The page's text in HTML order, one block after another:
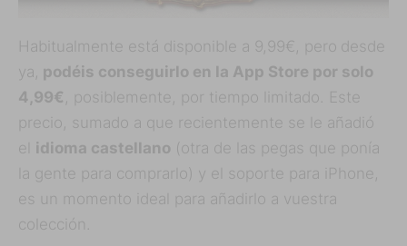
Habitualmente está disponible a 9,99€, pero desde
ya, podéis conseguirlo en la App Store por solo
4,99€ , posiblemente, por tiempo limitado. Este
precio, sumado a que recientemente se le añadió
el idioma castellano (otra de las pegas que ponía
la gente para comprarlo) y el soporte para iPhone,
es un momento ideal para añadirlo a vuestra
colección.